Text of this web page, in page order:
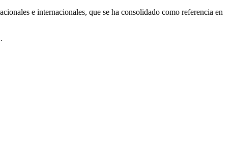
e internacionales, que se ha consolidado como referencia en